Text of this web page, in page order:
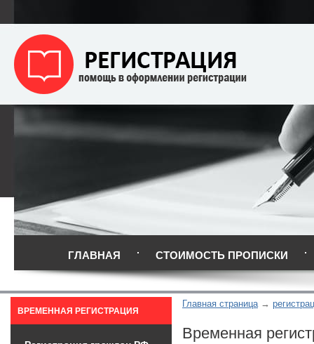
ГЛАВНАЯ СТОИМОСТЬ ПРОПИСКИ
Главная страница
Временная
ВРЕМЕННАЯ РЕГИСТРАЦИЯ